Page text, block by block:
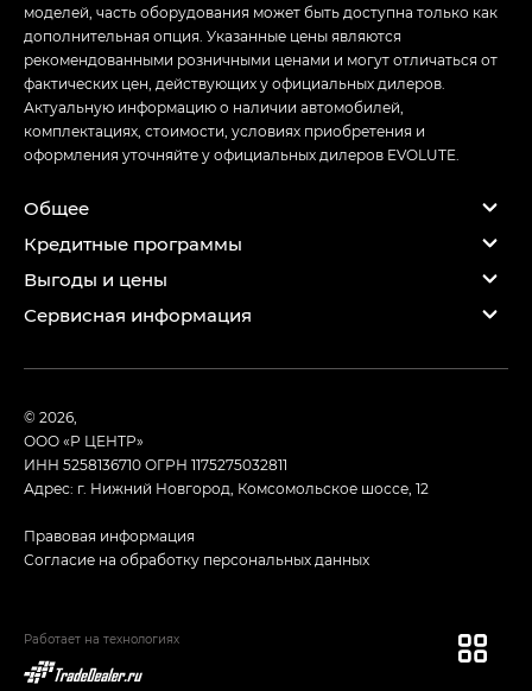
моделей, часть оборудования может быть доступна только как
дополнительная опция. Указанные цены являются
рекомендованными розничными ценами и могут отличаться от
фактических цен, действующих у официальных дилеров.
Актуальную информацию о наличии автомобилей,
комплектациях, стоимости, условиях приобретения и
оформления уточняйте у официальных дилеров EVOLUTE.
Общее
Кредитные программы
Выгоды и цены
Сервисная информация
© 2026,
ООО «Р ЦЕНТР»
ИНН 5258136710ОГРН 1175275032811
Адрес: г. Нижний Новгород, Комсомольское шоссе, 12
Правовая информация
Согласие на обработку персональных данных
Работает на технологиях